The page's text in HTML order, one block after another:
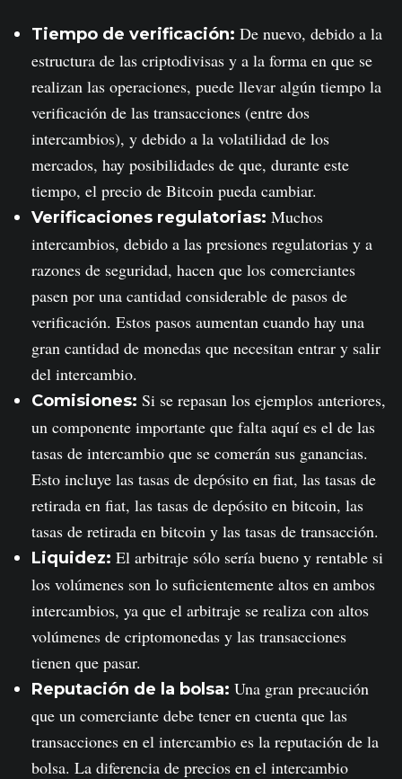
Tiempo de verificación: De nuevo, debido a la
estructura de las criptodivisas y a la forma en que se
realizan las operaciones, puede llevar algún tiempo la
verificación de las transacciones (entre dos
intercambios), y debido a la volatilidad de los
mercados, hay posibilidades de que, durante este
tiempo, el precio de Bitcoin pueda cambiar.
Verificaciones regulatorias: Muchos
intercambios, debido a las presiones regulatorias y a
razones de seguridad, hacen que los comerciantes
pasen por una cantidad considerable de pasos de
verificación. Estos pasos aumentan cuando hay una
gran cantidad de monedas que necesitan entrar y salir
del intercambio.
Comisiones: Si se repasan los ejemplos anteriores,
un componente importante que falta aquí es el de las
tasas de intercambio que se comerán sus ganancias.
Esto incluye las tasas de depósito en fiat, las tasas de
retirada en fiat, las tasas de depósito en bitcoin, las
tasas de retirada en bitcoin y las tasas de transacción.
Liquidez: El arbitraje sólo sería bueno y rentable si
los volúmenes son lo suficientemente altos en ambos
intercambios, ya que el arbitraje se realiza con altos
volúmenes de criptomonedas y las transacciones
tienen que pasar.
Reputación de la bolsa: Una gran precaución
que un comerciante debe tener en cuenta que las
transacciones en el intercambio es la reputación de la
bolsa. La diferencia de precios en el intercambio